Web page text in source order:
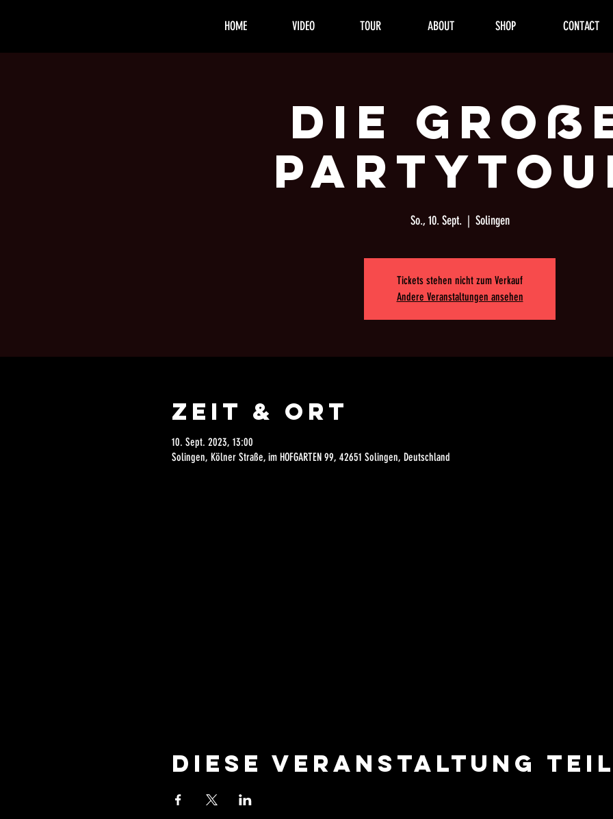
HOME VIDEO TOUR ABOUT SHOP CONTACT
Die
So., 10. Sept.
  |
Solingen
Tickets stehen nicht zum Verkauf
Andere Veranstaltungen ansehen
Zeit & Ort
10. Sept. 2023, 13:00
Solingen, Kölner Straße, im HOFGARTEN 99, 42651 Solingen, Deutschland
Diese Veranstaltung